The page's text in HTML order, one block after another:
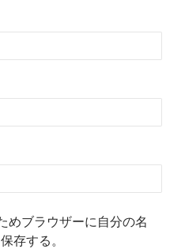
めブラウザーに自分の名
存する。